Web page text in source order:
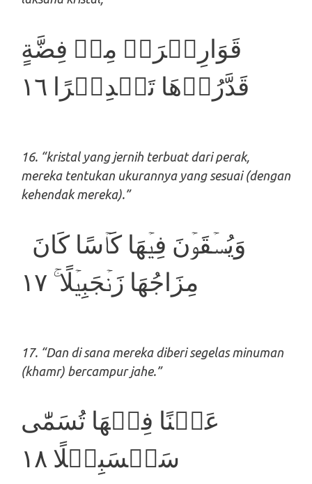
قَوَارِيۡرَا۟ مِنۡ فِضَّةٍ
قَدَّرُوۡهَا تَقۡدِيۡرًا‏ ١٦
16. “kristal yang jernih terbuat dari perak,
mereka tentukan ukurannya yang sesuai (dengan
kehendak mereka).”
مِزَاجُهَا زَنۡجَبِيۡلًا ۚ‏ ١٧
17. “Dan di sana mereka diberi segelas minuman
(khamr) bercampur jahe.”
عَيۡنًا فِيۡهَا تُسَمّٰى
سَلۡسَبِيۡلًا‏ ١٨